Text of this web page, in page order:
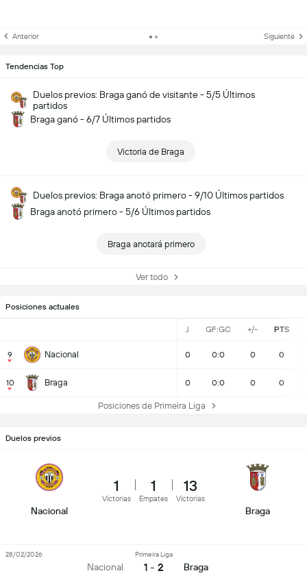
Anterior Siguiente
Tendencias Top
Duelos previos: Braga ganó de visitante - 5/5 Últimos
partidos
Braga ganó - 6/7 Últimos partidos
Victoria de Braga
Duelos previos: Braga anotó primero - 9/10 Últimos partidos
Braga anotó primero - 5/6 Últimos partidos
Braga anotará primero
Ver todo
Posiciones actuales
J GF:GC +/- PTS
9 Nacional 0 0:0 0 0
10 Braga 0 0:0 0 0
Posiciones de Primeira Liga
Duelos previos
Nacional
1
Victorias
1
Empates
13
Victorias
Braga
Nacional
Primeira Liga
1 - 2 Braga
28/02/2026